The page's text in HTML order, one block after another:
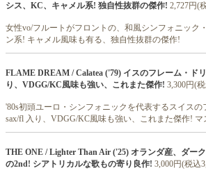
シス、KC、キャメル系! 独自性抜群の傑作! 2,727円(
女性vo/フルートがフロントの、和風シンフォニック
ン系! キャメル風味も有る、独自性抜群の傑作!
FLAME DREAM / Calatea ('79) イスのフレーム・ド
り、VDGG/KC風味も強い、これまた傑作! 3,300円(
'80s初頭ユーロ・シンフォニックを代表するスイス
sax/fl 入り、VDGG/KC風味も強い、これまた傑作! マ
THE ONE / Lighter Than Air ('25) オランダ産、ダー
の2nd! シアトリカルな歌もの寄り良作! 3,000円(税込